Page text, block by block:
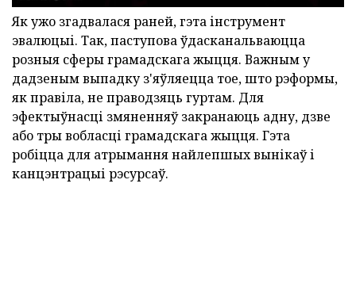
Як ужо згадвалася раней, гэта інструмент
эвалюцыі. Так, паступова ўдасканальваюцца
розныя сферы грамадскага жыцця. Важным у
дадзеным выпадку з'яўляецца тое, што рэформы,
як правіла, не праводзяць гуртам. Для
эфектыўнасці змяненняў закранаюць адну, дзве
або тры вобласці грамадскага жыцця. Гэта
робіцца для атрымання найлепшых вынікаў і
канцэнтрацыі рэсурсаў.